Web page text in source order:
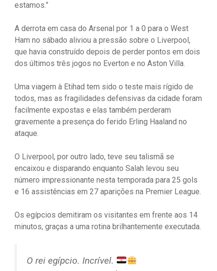
estamos.”
A derrota em casa do Arsenal por 1 a 0 para o West
Ham no sábado aliviou a pressão sobre o Liverpool,
que havia construído depois de perder pontos em dois
dos últimos três jogos no Everton e no Aston Villa.
Uma viagem à Etihad tem sido o teste mais rígido de
todos, mas as fragilidades defensivas da cidade foram
facilmente expostas e elas também perderam
gravemente a presença do ferido Erling Haaland no
ataque.
O Liverpool, por outro lado, teve seu talismã se
encaixou e disparando enquanto Salah levou seu
número impressionante nesta temporada para 25 gols
e 16 assistências em 27 aparições na Premier League.
Os egípcios demitiram os visitantes em frente aos 14
minutos, graças a uma rotina brilhantemente executada.
O rei egípcio. Incrível.